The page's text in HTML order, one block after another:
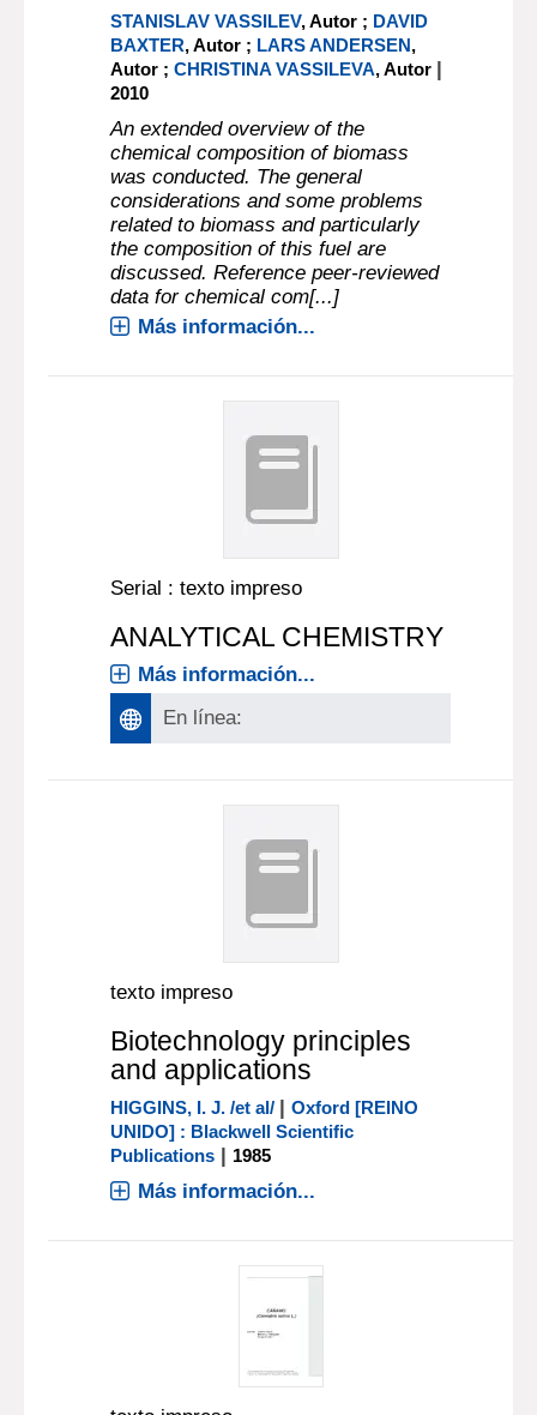
STANISLAV VASSILEV, Autor ; DAVID
BAXTER, Autor ; LARS ANDERSEN,
Autor ;CHRISTINA VASSILEVA, Autor |
2010
An extended overview of the
chemical composition of biomass
was conducted. The general
considerations and some problems
related to biomass and particularly
the composition of this fuel are
discussed. Reference peer-reviewed
data for chemical com[...]
Más información...
Serial : texto impreso
ANALYTICAL CHEMISTRY
Más información...
En línea:
texto impreso
Biotechnology principles
and applications
HIGGINS, I. J. /et al/ |Oxford [REINO
UNIDO] : Blackwell Scientific
Publications | 1985
Más información...